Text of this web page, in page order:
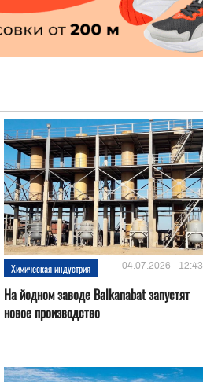
Химическая индустрия 04.07.2026 - 12:43
На йодном заводе Balkanabat запустят
новое производство